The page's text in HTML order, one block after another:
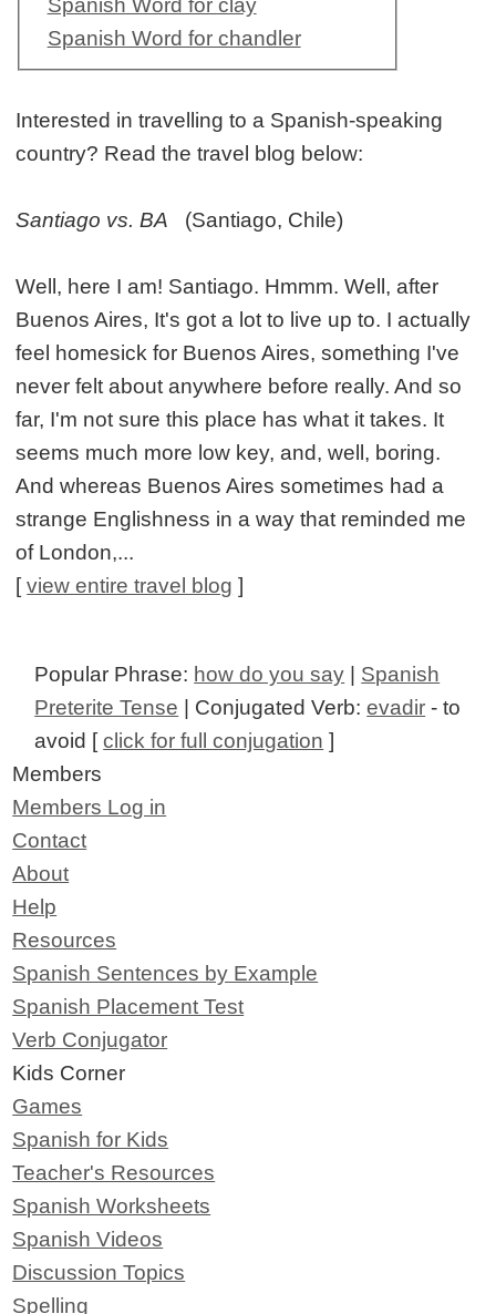
Spanish Word for clay
Spanish Word for chandler
Interested in travelling to a Spanish-speaking
country? Read the travel blog below:
Santiago vs. BA (Santiago, Chile)
Well, here I am! Santiago. Hmmm. Well, after
Buenos Aires, It's got a lot to live up to. I actually
feel homesick for Buenos Aires, something I've
never felt about anywhere before really. And so
far, I'm not sure this place has what it takes. It
seems much more low key, and, well, boring.
And whereas Buenos Aires sometimes had a
strange Englishness in a way that reminded me
of London,...
[view entire travel blog ]
Popular Phrase: how do you say | Spanish
Preterite Tense | Conjugated Verb:evadir - to
avoid [click for full conjugation ]
Members
Members Log in
Contact
About
Help
Resources
Spanish Sentences by Example
Spanish Placement Test
Verb Conjugator
Kids Corner
Games
Spanish for Kids
Teacher's Resources
Spanish Worksheets
Spanish Videos
Discussion Topics
Spelling